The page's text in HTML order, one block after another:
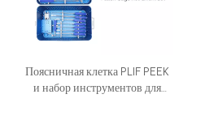
Поясничная клетка PLIF PEEK
и набор инструментов для